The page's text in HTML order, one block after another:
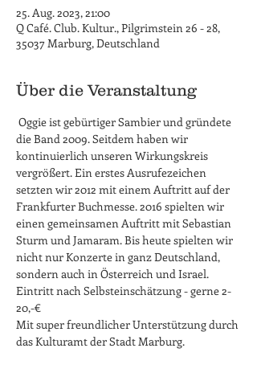
25. Aug. 2023, 21:00
Q Café. Club. Kultur., Pilgrimstein 26 - 28,
35037 Marburg, Deutschland
Über die Veranstaltung
Oggie ist gebürtiger Sambier und gründete
die Band 2009. Seitdem haben wir
kontinuierlich unseren Wirkungskreis
vergrößert. Ein erstes Ausrufezeichen
setzten wir 2012 mit einem Auftritt auf der
Frankfurter Buchmesse. 2016 spielten wir
einen gemeinsamen Auftritt mit Sebastian
Sturm und Jamaram. Bis heute spielten wir
nicht nur Konzerte in ganz Deutschland,
sondern auch in Österreich und Israel.
Eintritt nach Selbsteinschätzung - gerne 2-
20,-€
Mit super freundlicher Unterstützung durch
das Kulturamt der Stadt Marburg.